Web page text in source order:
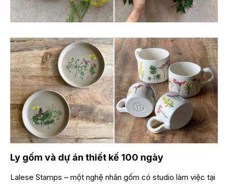
Ly gốm và dự án thiết kế 100 ngày
Lalese Stamps – một nghệ nhân gốm có studio làm việc tại